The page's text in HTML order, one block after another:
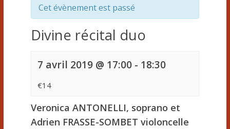
Cet évènement est passé
Divine récital duo
7 avril 2019 @ 17:00- 18:30
€14
Veronica ANTONELLI, soprano et
Adrien FRASSE-SOMBET violoncelle